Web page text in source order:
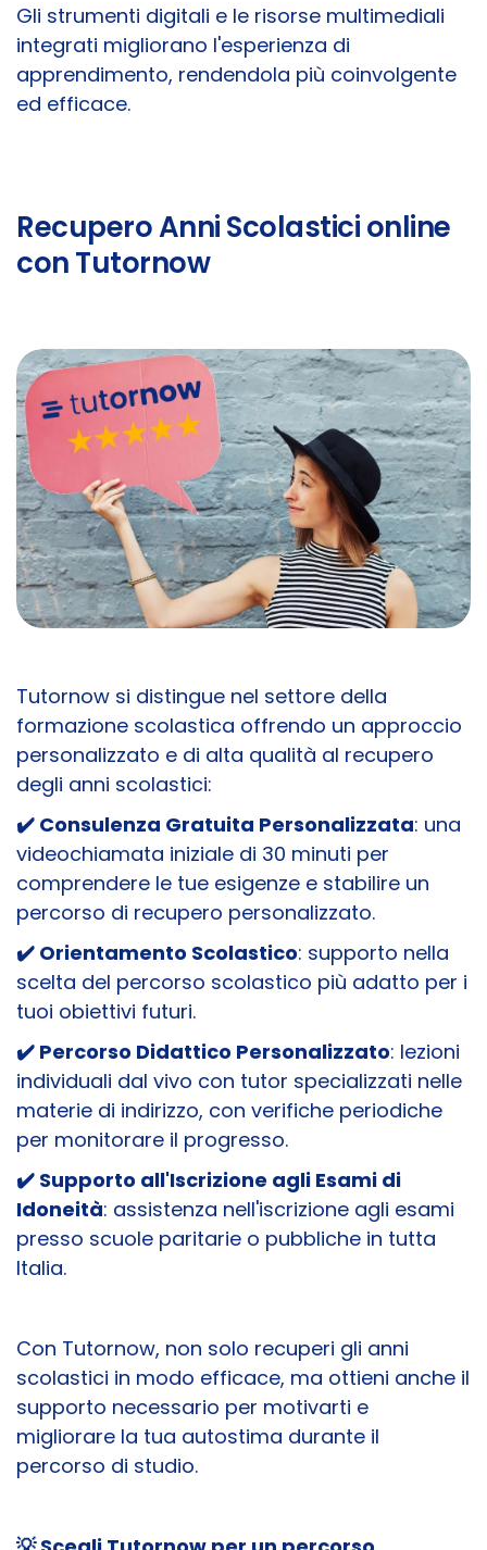
Gli strumenti digitali e le risorse multimediali
integrati migliorano l'esperienza di
apprendimento, rendendola più coinvolgente
ed efficace.
Recupero Anni Scolastici online
con Tutornow
Tutornow si distingue nel settore della
formazione scolastica offrendo un approccio
personalizzato e di alta qualità al recupero
degli anni scolastici:
✔️ Consulenza Gratuita Personalizzata: una
videochiamata iniziale di 30 minuti per
comprendere le tue esigenze e stabilire un
percorso di recupero personalizzato.
✔️ Orientamento Scolastico: supporto nella
scelta del percorso scolastico più adatto per i
tuoi obiettivi futuri.
✔️ Percorso Didattico Personalizzato: lezioni
individuali dal vivo con tutor specializzati nelle
materie di indirizzo, con verifiche periodiche
per monitorare il progresso.
✔️ Supporto all'Iscrizione agli Esami di
Idoneità: assistenza nell'iscrizione agli esami
presso scuole paritarie o pubbliche in tutta
Italia.
Con Tutornow, non solo recuperi gli anni
scolastici in modo efficace, ma ottieni anche il
supporto necessario per motivarti e
migliorare la tua autostima durante il
percorso di studio.